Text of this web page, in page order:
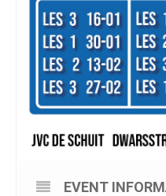
EVENT